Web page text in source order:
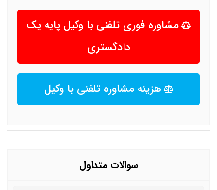
مشاوره فوری تلفنی با وکیل پایه یک
دادگستری
هزینه مشاوره تلفنی با وکیل
سوالات متداول